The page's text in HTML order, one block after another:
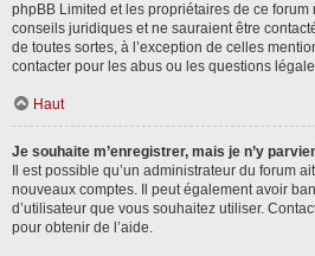
phpBB Limited et les propriétaires de ce forum
conseils juridiques et ne sauraient être
de toutes sortes, à l’exception de celles
contacter pour les abus ou les questions
Haut
Je souhaite m’enregistrer, mais je n’y
Il est possible qu’un administrateur du forum
nouveaux comptes. Il peut également avoir
d’utilisateur que vous souhaitez utiliser.
pour obtenir de l’aide.